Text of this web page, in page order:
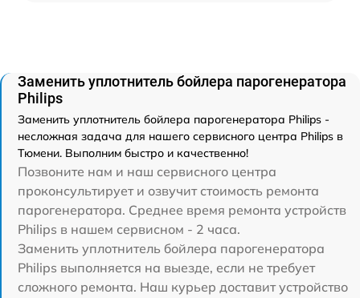
Заменить уплотнитель бойлера парогенератора
Philips
Заменить уплотнитель бойлера парогенератора Philips -
несложная задача для нашего сервисного центра Philips в
Тюмени. Выполним быстро и качественно!
Позвоните нам и наш сервисного центра
проконсультирует и озвучит стоимость ремонта
парогенератора. Среднее время ремонта устройств
Philips в нашем сервисном - 2 часа.
Заменить уплотнитель бойлера парогенератора
Philips выполняется на выезде, если не требует
сложного ремонта. Наш курьер доставит устройство